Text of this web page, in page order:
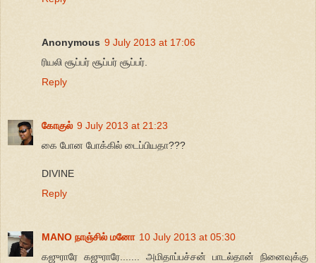
Anonymous 9 July 2013 at 17:06
ரியலி சூப்பர் சூப்பர் சூப்பர்.
Reply
கோகுல் 9 July 2013 at 21:23
கை போன போக்கில் டைப்பியதா???
DIVINE
Reply
MANO நாஞ்சில் மனோ 10 July 2013 at 05:30
கஜுராரே கஜுராரே....... அமிதாப்பச்சன் பாடல்தான் நினைவுக்கு